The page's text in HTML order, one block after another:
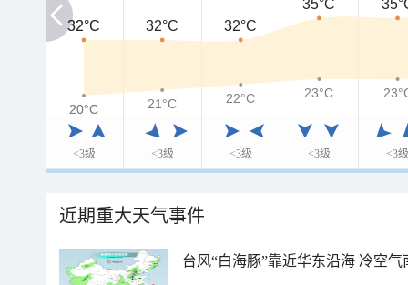
<3级 <3级 <3级 <3级 <3级
32°C
32°C 32°C 32°C
35°C
20°C
20°C 21°C 22°C 23°C
近期重大天气事件
台风“白海豚”靠近华东沿海 冷空